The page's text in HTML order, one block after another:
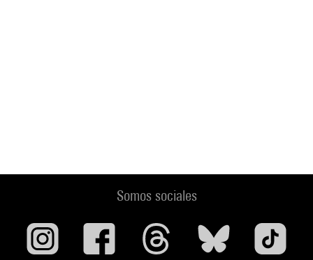
Somos sociales